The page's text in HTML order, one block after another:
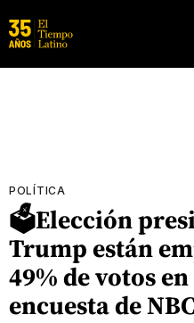
POLÍTICA
🗳️Elección
Trump están
49% de votos
encuesta de